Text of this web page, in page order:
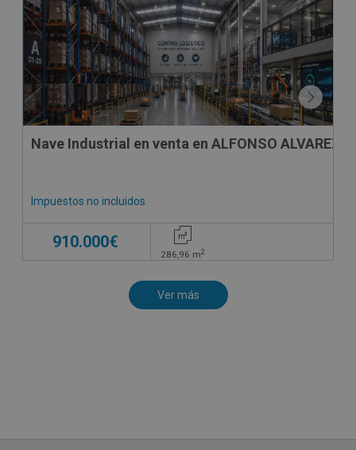
Nave Industrial en venta en ALFONSO ALVAREZ
Impuestos no incluidos
910.000€
286,96 m2